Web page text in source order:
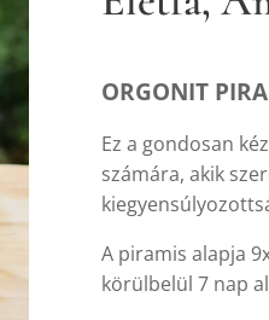
ORGONIT
Ez a gondosan
számára, akik
A piramis alapja
körülbelül 7 nap